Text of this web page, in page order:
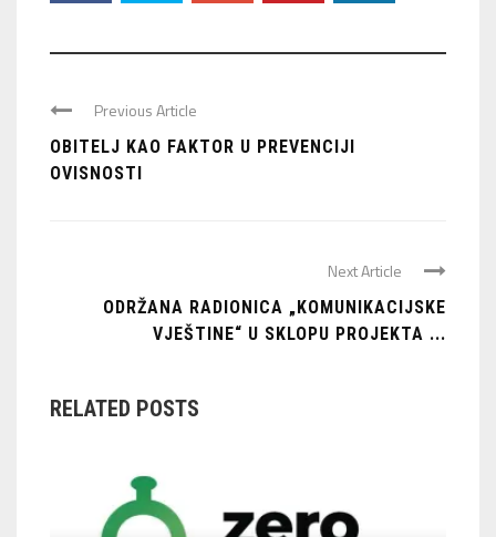
Previous Article
OBITELJ KAO FAKTOR U PREVENCIJI
OVISNOSTI
Next Article
ODRŽANA RADIONICA „KOMUNIKACIJSKE
VJEŠTINE“ U SKLOPU PROJEKTA ...
RELATED POSTS